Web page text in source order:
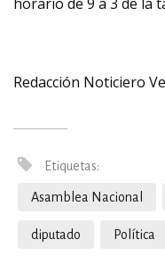
Redacción Noticiero
Etiquetas:
Asamblea Nacional
diputado Política